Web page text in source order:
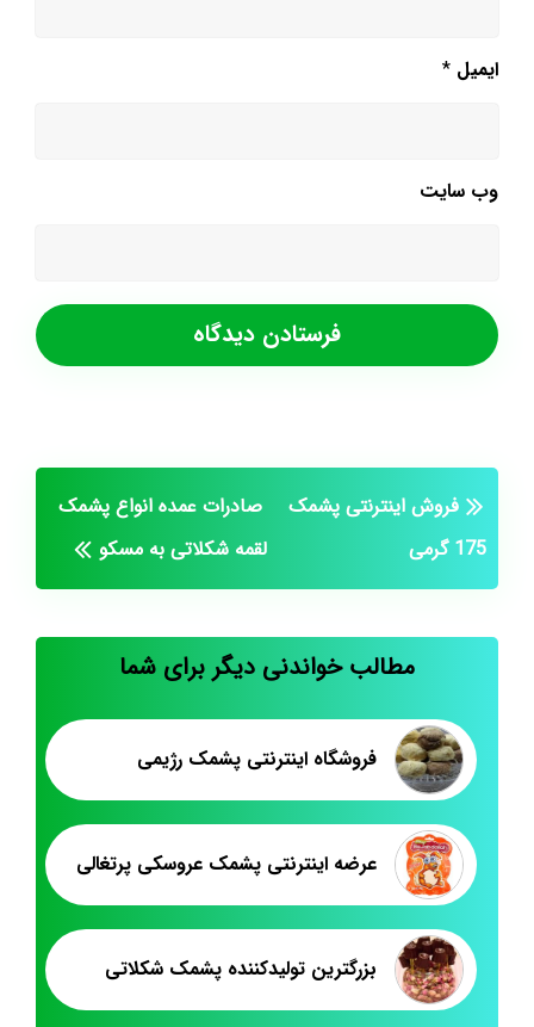
ایمیل *
وب‌ سایت
فروش اینترنتی پشمک
175 گرمی
صادرات عمده انواع پشمک
لقمه شکلاتی به مسکو
مطالب خواندنی دیگر برای شما
فروشگاه اینترنتی پشمک رژیمی
عرضه اینترنتی پشمک عروسکی پرتغالی
بزرگترین تولیدکننده پشمک شکلاتی